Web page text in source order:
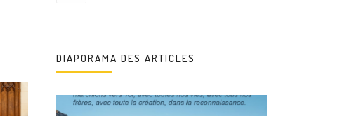
DIAPORAMA DES ARTICLES